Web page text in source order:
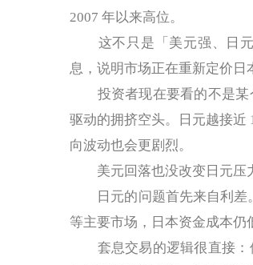
2007 年以来高位。
这不只是「美元强、日元
息，说明市场正在重新定价日
投资者现在要看的不是某
驱动的拥挤空头。日元越接近
向波动也会更剧烈。
美元回落也没改变日元压
日元的问题首先来自利差。
等主要市场，日本资金成本仍
套息交易的逻辑很直接：